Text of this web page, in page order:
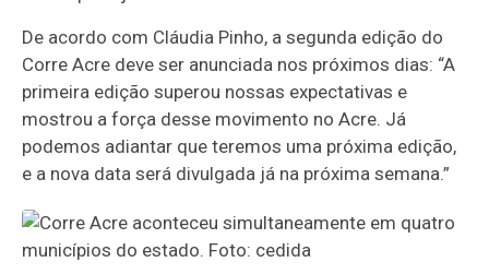
De acordo com Cláudia Pinho, a segunda edição do
Corre Acre deve ser anunciada nos próximos dias: “A
primeira edição superou nossas expectativas e
mostrou a força desse movimento no Acre. Já
podemos adiantar que teremos uma próxima edição,
e a nova data será divulgada já na próxima semana.”